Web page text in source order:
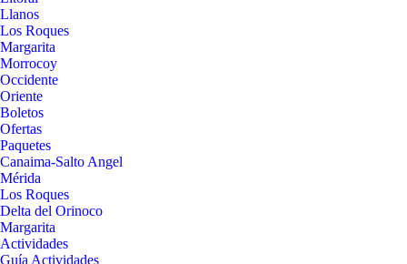
Llanos
Los Roques
Margarita
Morrocoy
Occidente
Oriente
Boletos
Ofertas
Paquetes
Canaima-Salto Angel
Mérida
Los Roques
Delta del Orinoco
Margarita
Actividades
Guía Actividades